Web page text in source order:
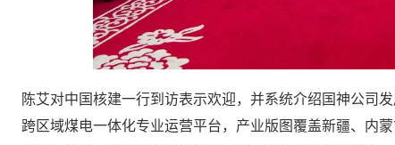
陈艾对中国核建一行到访表示欢迎，并系统介绍国神公司
跨区域煤电一体化专业运营平台，产业版图覆盖新疆、内